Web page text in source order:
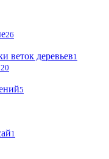
26
веток деревьев1
20
5
1